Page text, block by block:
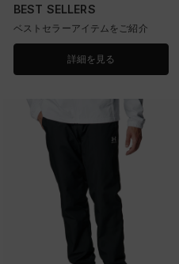
BEST SELLERS
ベストセラーアイテムをご紹介
詳細を見る